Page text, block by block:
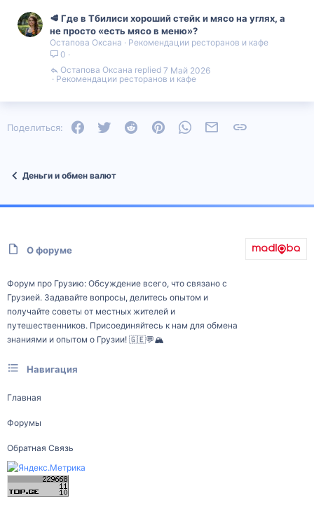
🥩 Где в Тбилиси хороший стейк и мясо на углях, а
не просто «есть мясо в меню»?
Остапова Оксана
Рекомендации ресторанов и кафе
0
Рекомендации ресторанов и кафе
7 Май 2026
Остапова Оксана
Поделиться: FacebookTwitter Reddit PinterestWhatsAppЭлектронная почта
Деньги и обмен валют
О форуме
Форум про Грузию: Обсуждение всего, что связано с
Грузией. Задавайте вопросы, делитесь опытом и
получайте советы от местных жителей и
путешественников. Присоединяйтесь к нам для обмена
знаниями и опытом о Грузии! 🇬🇪💬🏔️
Навигация
Главная
Форумы
Обратная Связь